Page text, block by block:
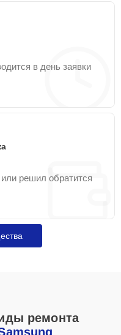
в день заявки
решил обратится
ремонта